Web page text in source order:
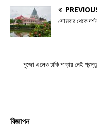
k r
সোমবার থেকে
পুজো এলেও ঢাকি পাড়ায় নেই
বিজ্ঞাপন